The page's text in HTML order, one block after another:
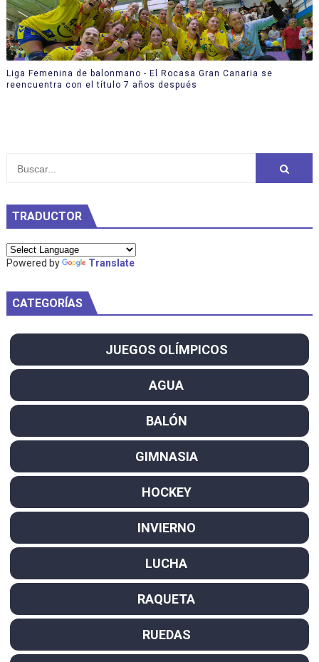
Liga Femenina de balonmano - El Rocasa Gran Canaria se
reencuentra con el título 7 años después
TRADUCTOR
Powered by Translate
CATEGORÍAS
JUEGOS OLÍMPICOS
AGUA
BALÓN
GIMNASIA
HOCKEY
INVIERNO
LUCHA
RAQUETA
RUEDAS